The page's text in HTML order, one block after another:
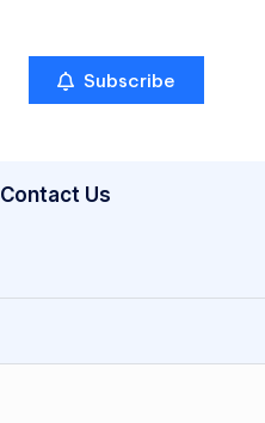
Subscribe
Contact Us